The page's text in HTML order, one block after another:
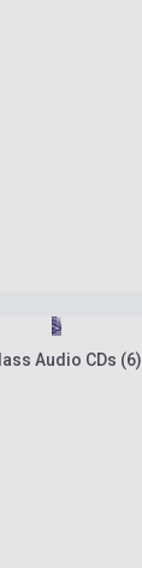
Audio CDs (6)